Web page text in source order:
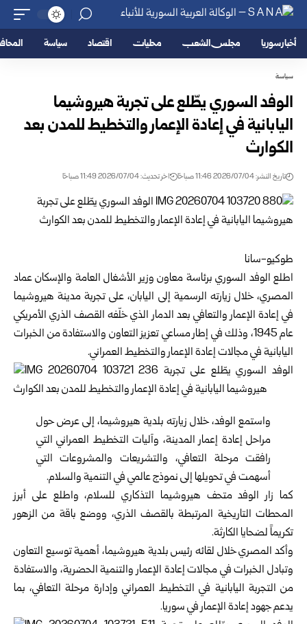
أخبار سوريا مجلس الشعب محليات اقتصاد سياسة
سياسة
الوفد السوري يطّلع على تجربة هيروشيما
اليابانية في إعادة ‏الإعمار والتخطيط للمدن بعد
الكوارث
تاريخ النشر: 2026/07/04 11:46 صباحًا اخر تحديث: 2026/07/04 11:49 صباحًا
طوكيو-سانا‏
اطلع الوفد السوري برئاسة معاون وزير الأشغال العامة والإسكان‏عماد
المصري، خلال زيارته الرسمية إلى اليابان، على تجربة ‏مدينة هيروشيما
في إعادة الإعمار والتعافي بعد الدمار الذي خلّفه ‏القصف الذري الأمريكي
عام 1945، وذلك في إطار مساعي ‏تعزيز التعاون والاستفادة من الخبرات
اليابانية في مجالات إعادة ‏الإعمار والتخطيط العمراني‎.‎
واستمع الوفد، خلال زيارته بلدية هيروشيما، إلى عرض حول
‏مراحل إعادة إعمار المدينة، وآليات التخطيط العمراني التي
رافقت ‏مرحلة التعافي، والتشريعات والمشروعات التي
أسهمت في تحويلها ‏إلى نموذج عالمي في التنمية والسلام‎.‎
كما زار الوفد متحف هيروشيما التذكاري للسلام، واطلع على أبرز
‏المحطات التاريخية المرتبطة بالقصف الذري، ووضع باقة من ‏الزهور
تكريماً لضحايا الكارثة‎.‎
وأكد المصري خلال لقائه رئيس بلدية هيروشيما، أهمية توسيع ‏التعاون
وتبادل الخبرات في مجالات إعادة الإعمار والتنمية ‏الحضرية، والاستفادة
من التجربة اليابانية في التخطيط العمراني ‏وإدارة مرحلة التعافي، بما
يدعم جهود إعادة الإعمار فيسوريا‎.‎